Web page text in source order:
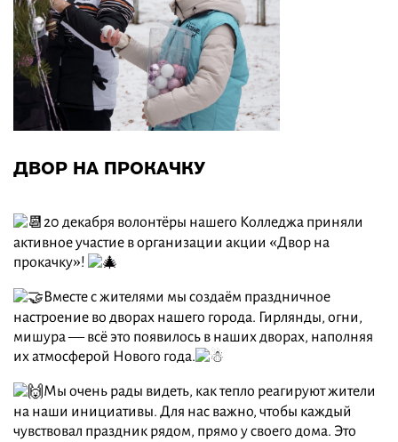
ДВОР НА ПРОКАЧКУ
20 декабря волонтёры нашего Колледжа приняли
активное участие в организации акции «Двор на
прокачку»!
Вместе с жителями мы создаём праздничное
настроение во дворах нашего города. Гирлянды, огни,
мишура — всё это появилось в наших дворах, наполняя
их атмосферой Нового года.
Мы очень рады видеть, как тепло реагируют жители
на наши инициативы. Для нас важно, чтобы каждый
чувствовал праздник рядом, прямо у своего дома. Это